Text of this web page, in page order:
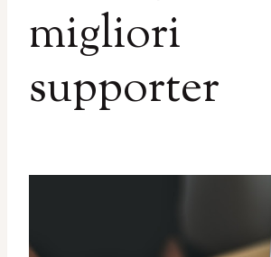
migliori
supporter